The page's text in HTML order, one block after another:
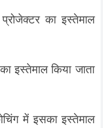
का इस्तेमाल
इस्तेमाल किया जाता
में इसका इस्तेमाल